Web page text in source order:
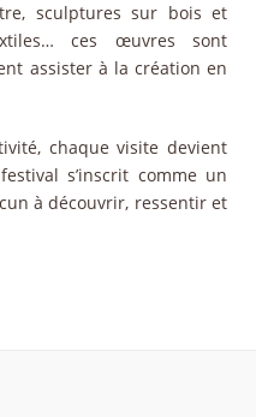
sculptures sur bois et
ces œuvres sont
assister à la création en
chaque visite devient
s’inscrit comme un
à découvrir, ressentir et